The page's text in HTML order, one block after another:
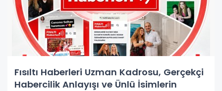
Fısıltı Haberleri Uzman Kadrosu, Gerçekçi
Habercilik Anlayışı ve Ünlü İsimlerin